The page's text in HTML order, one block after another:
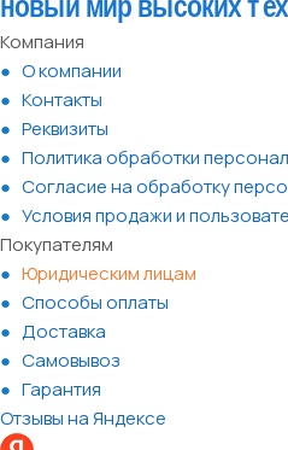
Компания
О компании
Контакты
Реквизиты
Политика обработки
Согласие на обработку
Условия продажи и
Покупателям
Юридическим лицам
Способы оплаты
Доставка
Самовывоз
Гарантия
Отзывы на Яндексе